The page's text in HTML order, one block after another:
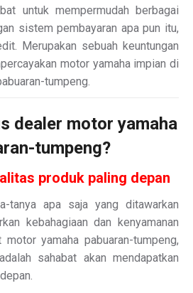
untuk mempermudah berbagai
sistem pembayaran apa pun itu,
Merupakan sebuah keuntungan
motor yamaha impian di
tumpeng.
dealer motor yamaha
tumpeng?
produk paling depan
tanya apa saja yang ditawarkan
kebahagiaan dan kenyamanan
yamaha pabuaran-tumpeng,
sahabat akan mendapatkan